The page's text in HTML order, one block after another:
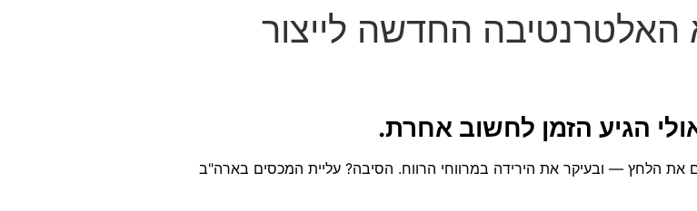
האלטרנטיבה החדשה לייצור
הגיע הזמן לחשוב אחרת.
את הלחץ — ובעיקר את הירידה במרווחי הרווח. הסיבה? עליית המכסים בארה"ב